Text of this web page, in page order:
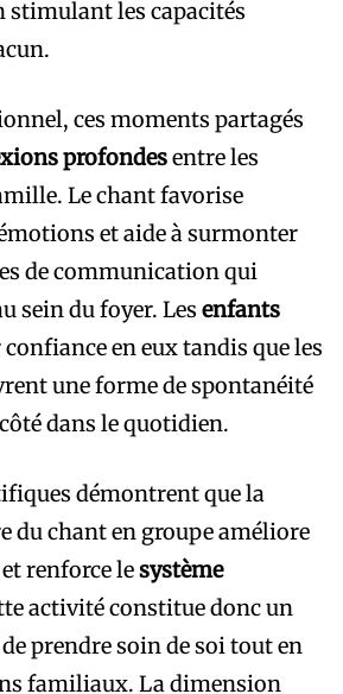
stimulant les capacités
ces moments partagés
profondesentre les
Le chant favorise
et aide à surmonter
de communication qui
sein du foyer. Les enfants
en eux tandis que les
une forme de spontanéité
dans le quotidien.
démontrent que la
du chant en groupe améliore
renforce lesystème
activité constitue donc un
prendre soin de soi tout en
familiaux. La dimension